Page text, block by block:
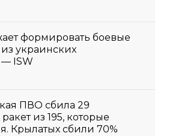
формировать боевые
украинских
ISW
ПВО сбила 29
из 195, которые
Крылатых сбили 70%